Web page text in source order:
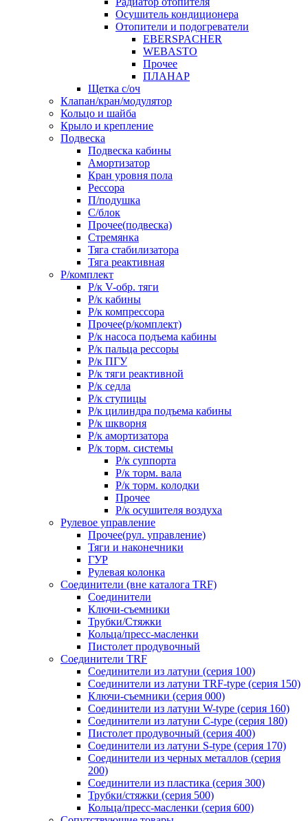
Осушитель кондиционера
Отопители и подогреватели
EBERSPACHER
WEBASTO
Прочее
ПЛАНАР
Щетка с/оч
Клапан/кран/модулятор
Кольцо и шайба
Крыло и крепление
Подвеска
Подвеска кабины
Амортизатор
Кран уровня пола
Рессора
П/подушка
С/блок
Прочее(подвеска)
Стремянка
Тяга стабилизатора
Тяга реактивная
Р/комплект
Р/к V-обр. тяги
Р/к кабины
Р/к компрессора
Прочее(р/комплект)
Р/к насоса подъема кабины
Р/к пальца рессоры
Р/к ПГУ
Р/к тяги реактивной
Р/к седла
Р/к ступицы
Р/к цилиндра подъема кабины
Р/к шкворня
Р/к амортизатора
Р/к торм. системы
Р/к суппорта
Р/к торм. вала
Р/к торм. колодки
Прочее
Р/к осушителя воздуха
Рулевое управление
Прочее(рул. управление)
Тяги и наконечники
ГУР
Рулевая колонка
Соединители (вне каталога TRF)
Соединители
Ключи-cъемники
Трубки/Стяжки
Кольца/пресс-масленки
Пистолет продувочный
Соединители TRF
Соединители из латуни (серия 100)
Соединители из латуни TRF-type (серия 150)
Ключи-съемники (серия 000)
Соединители из латуни W-type (серия 160)
Соединители из латуни С-type (серия 180)
Пистолет продувочный (серия 400)
Соединители из латуни S-type (серия 170)
Соединители из черных металлов (серия
200)
Соединители из пластика (серия 300)
Трубки/стяжки (серия 500)
Кольца/пресс-масленки (серия 600)